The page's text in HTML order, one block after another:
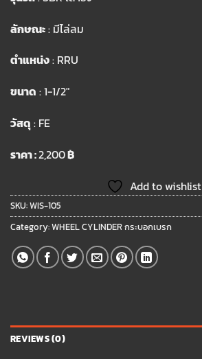
ลักษณะ: มีไล่ลม
ตำแหน่ง: RRU
ขนาด : 1-1/2″
วัสดุ : FE
ราคา :2,200฿
Add to wishlist
SKU:WIS-105
Category:WHEEL CYLINDER กระบอกเบรก
REVIEWS (0)